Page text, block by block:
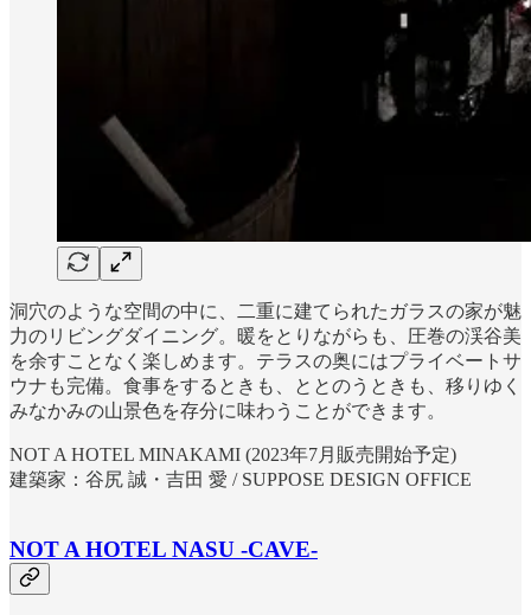
洞穴のような空間の中に、二重に建てられたガラスの家が魅
力のリビングダイニング。暖をとりながらも、圧巻の渓谷美
を余すことなく楽しめます。テラスの奥にはプライベートサ
ウナも完備。食事をするときも、ととのうときも、移りゆく
みなかみの山景色を存分に味わうことができます。
NOT A HOTEL MINAKAMI (2023年7月販売開始予定)
建築家：谷尻 誠・吉田 愛 / SUPPOSE DESIGN OFFICE
NOT A HOTEL NASU -CAVE-